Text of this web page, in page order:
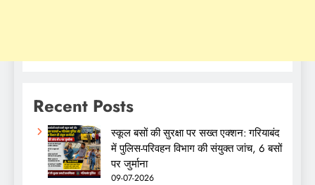
Recent Posts
स्कूल बसों की सुरक्षा पर सख्त एक्शन: गरियाबंद
में पुलिस-परिवहन विभाग की संयुक्त जांच, 6 बसों
पर जुर्माना
09-07-2026